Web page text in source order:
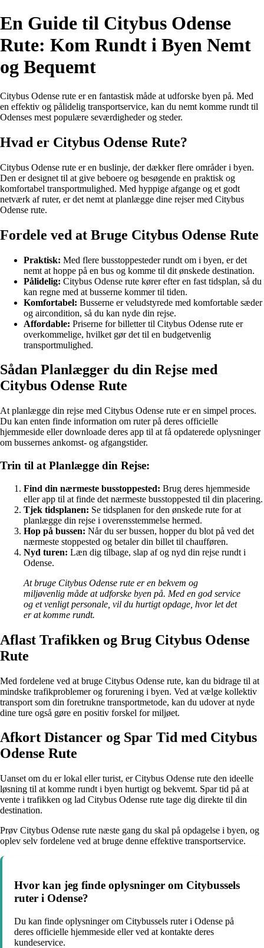
En Guide til Citybus Odense
Rute: Kom Rundt i Byen Nemt
og Bequemt
Citybus Odense rute er en fantastisk måde at udforske byen på. Med
en effektiv og pålidelig transportservice, kan du nemt komme rundt til
Odenses mest populære seværdigheder og steder.
Hvad er Citybus Odense Rute?
Citybus Odense rute er en buslinje, der dækker flere områder i byen.
Den er designet til at give beboere og besøgende en praktisk og
komfortabel transportmulighed. Med hyppige afgange og et godt
netværk af ruter, er det nemt at planlægge dine rejser med Citybus
Odense rute.
Fordele ved at Bruge Citybus Odense Rute
Praktisk: Med flere busstoppesteder rundt om i byen, er det
nemt at hoppe på en bus og komme til dit ønskede destination.
Pålidelig: Citybus Odense rute kører efter en fast tidsplan, så du
kan regne med at busserne kommer til tiden.
Komfortabel: Busserne er veludstyrede med komfortable sæder
og aircondition, så du kan nyde din rejse.
Affordable: Priserne for billetter til Citybus Odense rute er
overkommelige, hvilket gør det til en budgetvenlig
transportmulighed.
Sådan Planlægger du din Rejse med
Citybus Odense Rute
At planlægge din rejse med Citybus Odense rute er en simpel proces.
Du kan enten finde information om ruter på deres officielle
hjemmeside eller downloade deres app til at få opdaterede oplysninger
om bussernes ankomst- og afgangstider.
Trin til at Planlægge din Rejse:
Find din nærmeste busstoppested: Brug deres hjemmeside
eller app til at finde det nærmeste busstoppested til din placering.
Tjek tidsplanen: Se tidsplanen for den ønskede rute for at
planlægge din rejse i overensstemmelse hermed.
Hop på bussen: Når du ser bussen, hopper du blot på ved det
nærmeste stoppested og betaler din billet til chaufføren.
Nyd turen: Læn dig tilbage, slap af og nyd din rejse rundt i
Odense.
At bruge Citybus Odense rute er en bekvem og
miljøvenlig måde at udforske byen på. Med en god service
og et venligt personale, vil du hurtigt opdage, hvor let det
er at komme rundt.
Aflast Trafikken og Brug Citybus Odense
Rute
Med fordelene ved at bruge Citybus Odense rute, kan du bidrage til at
mindske trafikproblemer og forurening i byen. Ved at vælge kollektiv
transport som din foretrukne transportmetode, kan du udover at nyde
dine ture også gøre en positiv forskel for miljøet.
Afkort Distancer og Spar Tid med Citybus
Odense Rute
Uanset om du er lokal eller turist, er Citybus Odense rute den ideelle
løsning til at komme rundt i byen hurtigt og bekvemt. Spar tid på at
vente i trafikken og lad Citybus Odense rute tage dig direkte til din
destination.
Prøv Citybus Odense rute næste gang du skal på opdagelse i byen, og
oplev selv fordelene ved at bruge denne effektive transportservice.
Hvor kan jeg finde oplysninger om Citybussels
ruter i Odense?
Du kan finde oplysninger om Citybussels ruter i Odense på
deres officielle hjemmeside eller ved at kontakte deres
kundeservice.